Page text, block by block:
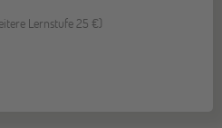
Lernstufe 25 €)